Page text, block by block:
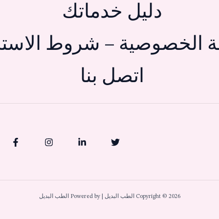
دليل خدماتك
الخصوصية – شروط
اتصل بنا
Copyright © 2026 الطب البديل | Powered by الطب البديل